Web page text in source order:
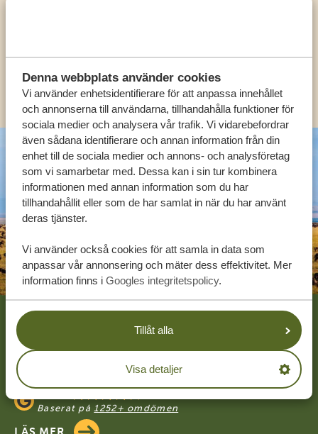
Denna webbplats använder cookies
Vi använder enhetsidentifierare för att anpassa innehållet
och annonserna till användarna, tillhandahålla funktioner för
sociala medier och analysera vår trafik. Vi vidarebefordrar
även sådana identifierare och annan information från din
enhet till de sociala medier och annons- och analysföretag
som vi samarbetar med. Dessa kan i sin tur kombinera
informationen med annan information som du har
tillhandahållit eller som de har samlat in när du har använt
deras tjänster.
Vi använder också cookies för att samla in data som
anpassar vår annonsering och mäter dess effektivitet. Mer
information finns i Googles integritetspolicy.
Tillåt alla
Visa detaljer
KONTAKT
Footer
VÅRA KUNDER REKOMMENDERAR
TANZANIA SPECIALIST
Baserat på1252+ omdömen